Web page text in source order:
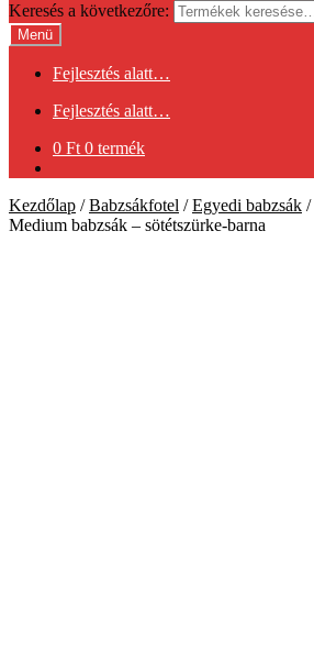
Keresés a következőre:
Menü
Fejlesztés alatt…
Fejlesztés alatt…
0 Ft 0 termék
Kezdőlap /Babzsákfotel /Egyedi babzsák /
Medium babzsák – sötétszürke-barna